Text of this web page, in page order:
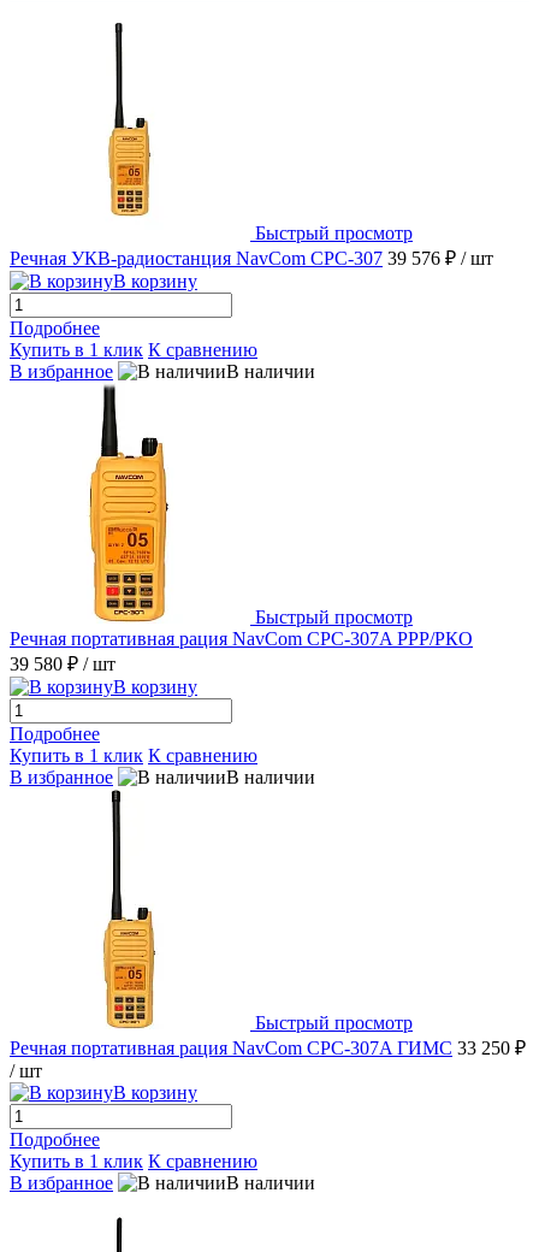
Быстрый просмотр
Речная УКВ-радиостанция NavCom СРС-307 39 576 ₽ / шт
В корзину
Подробнее
Купить в 1 клик К сравнению
В избранное
В наличии
Быстрый просмотр
Речная портативная рация NavCom CPC-307A РРР/РКО
39 580 ₽ / шт
В корзину
Подробнее
Купить в 1 клик К сравнению
В избранное
В наличии
Быстрый просмотр
Речная портативная рация NavCom CPC-307A ГИМС 33 250 ₽
/ шт
В корзину
Подробнее
Купить в 1 клик К сравнению
В избранное
В наличии